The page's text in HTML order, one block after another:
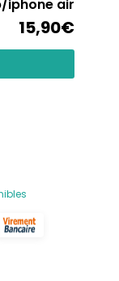
iphone air
15,90€